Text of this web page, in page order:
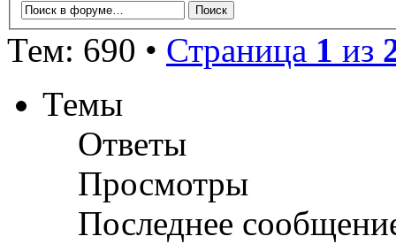
Тем: 690 • Страница 1 из
Темы
Ответы
Просмотры
Последнее